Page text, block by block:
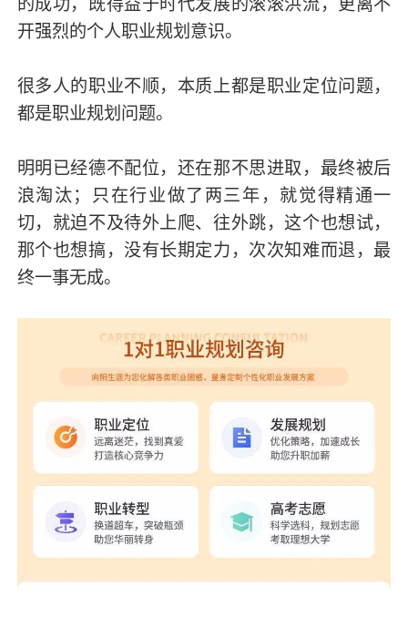
开强烈的个人职业规划意识。
很多人的职业不顺，本质上都是职业定位问题，
都是职业规划问题。
明明已经德不配位，还在那不思进取，最终被后
浪淘汰；只在行业做了两三年，就觉得精通一
切，就迫不及待外上爬、往外跳，这个也想试，
那个也想搞，没有长期定力，次次知难而退，最
终一事无成。